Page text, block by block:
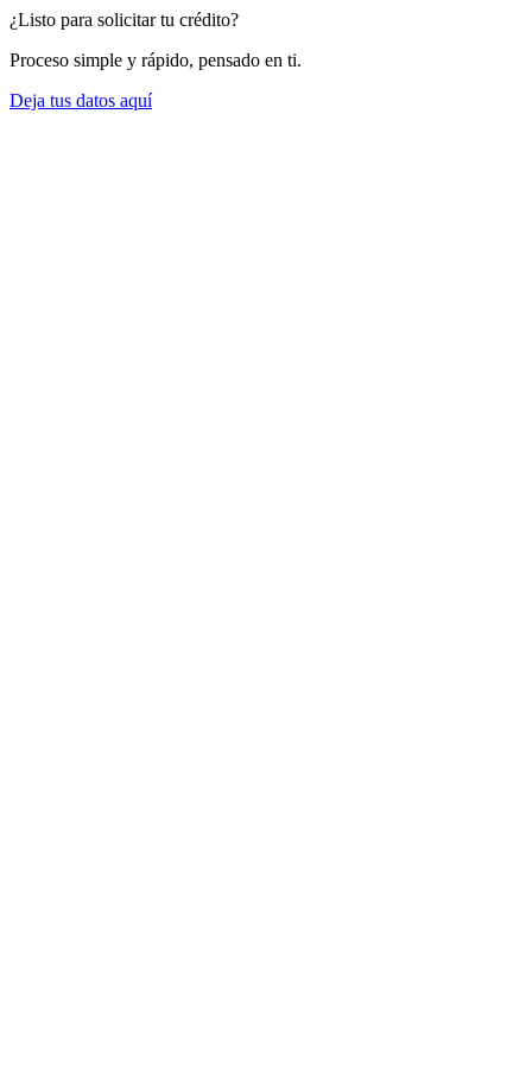
¿Listo para solicitar tu crédito?
Proceso simple y rápido, pensado en ti.
Deja tus datos aquí